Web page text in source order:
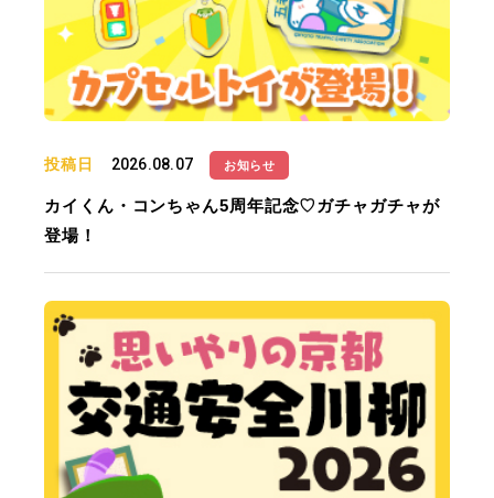
投稿日 2026.08.07 お知らせ
カイくん・コンちゃん5周年記念♡ガチャガチャが
登場！